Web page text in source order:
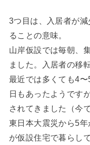
3つ目は、入居者が
ることの意味。
山岸仮設では毎朝、
ました。入居者の移
最近では多くても4
日もあったようです
されてきました（今
東日本大震災から5
が仮設住宅で暮らし